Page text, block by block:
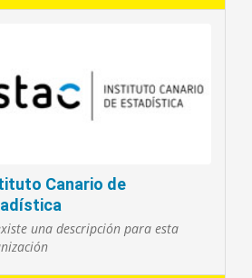
Canario de
una descripción para esta